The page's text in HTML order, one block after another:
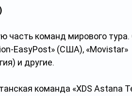
часть команд мирового
EasyPost» (США), «Movistar»
и другие.
команда «XDS Astana